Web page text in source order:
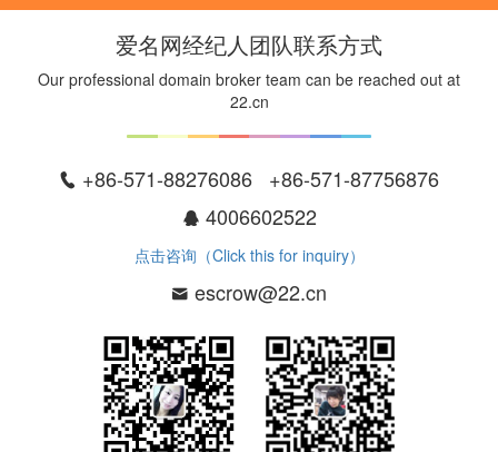
爱名网经纪人团队联系方式
Our professional domain broker team can be reached out at
22.cn
+86-571-88276086 +86-571-87756876
4006602522
点击咨询（Click this for inquiry）
escrow@22.cn